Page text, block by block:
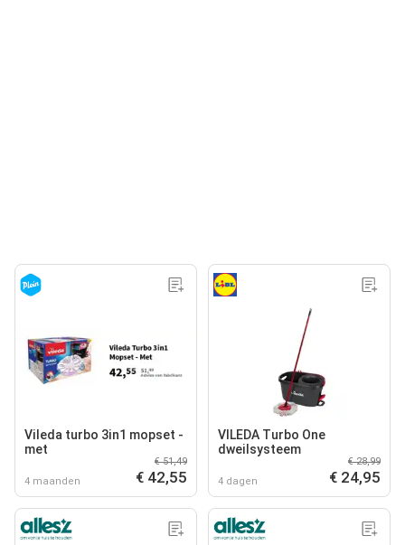
Vileda turbo 3in1 mopset -
met
4 maanden
€ 51,49
€ 42,55
VILEDA Turbo One
dweilsysteem
4 dagen
€ 28,99
€ 24,95